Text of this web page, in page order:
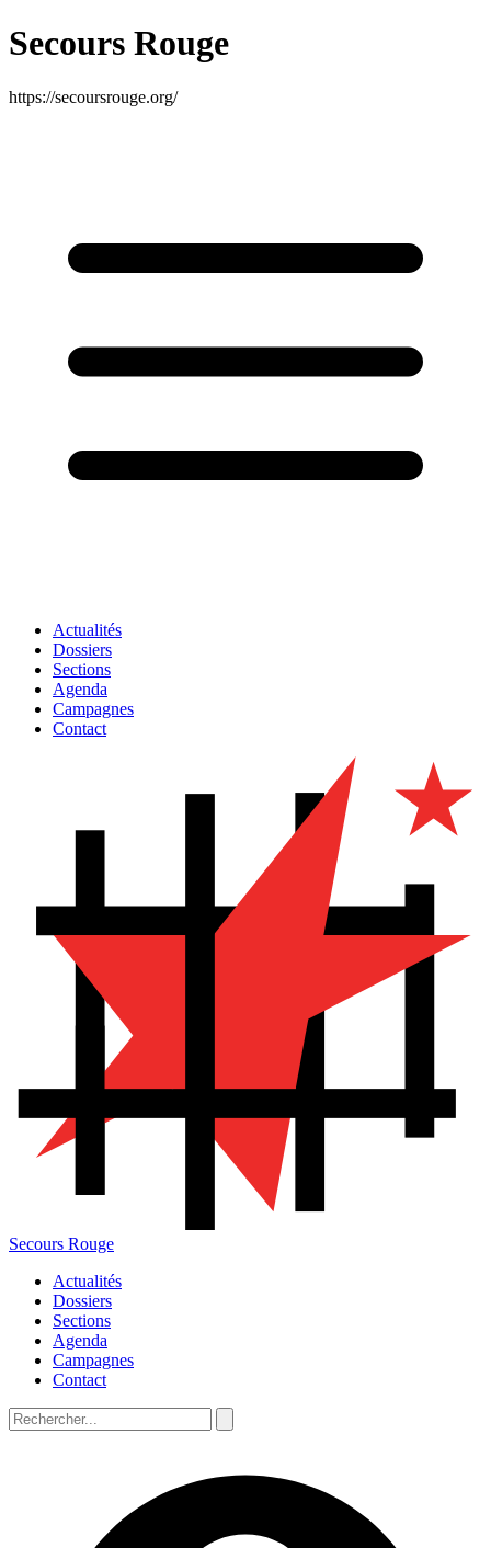
Secours Rouge
https://secoursrouge.org/
Actualités
Dossiers
Sections
Agenda
Campagnes
Contact
Secours Rouge
Actualités
Dossiers
Sections
Agenda
Campagnes
Contact